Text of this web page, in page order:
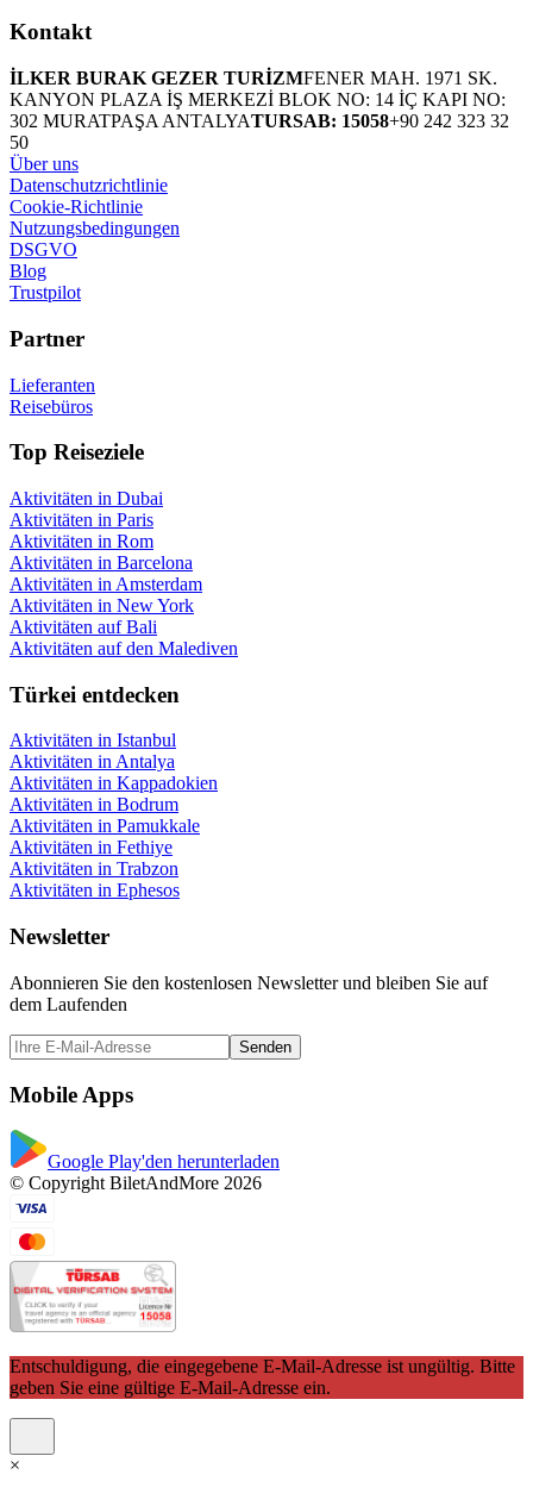
Kontakt
İLKER BURAK GEZER TURİZMFENER MAH. 1971 SK.
KANYON PLAZA İŞ MERKEZİ BLOK NO: 14 İÇ KAPI NO:
302 MURATPAŞA ANTALYATURSAB: 15058+90 242 323 32
50
Über uns
Datenschutzrichtlinie
Cookie-Richtlinie
Nutzungsbedingungen
DSGVO
Blog
Trustpilot
Partner
Lieferanten
Reisebüros
Top Reiseziele
Aktivitäten in Dubai
Aktivitäten in Paris
Aktivitäten in Rom
Aktivitäten in Barcelona
Aktivitäten in Amsterdam
Aktivitäten in New York
Aktivitäten auf Bali
Aktivitäten auf den Malediven
Türkei entdecken
Aktivitäten in Istanbul
Aktivitäten in Antalya
Aktivitäten in Kappadokien
Aktivitäten in Bodrum
Aktivitäten in Pamukkale
Aktivitäten in Fethiye
Aktivitäten in Trabzon
Aktivitäten in Ephesos
Newsletter
Abonnieren Sie den kostenlosen Newsletter und bleiben Sie auf
dem Laufenden
Senden
Mobile Apps
Google Play'den herunterladen
© Copyright BiletAndMore 2026
Entschuldigung, die eingegebene E-Mail-Adresse ist ungültig. Bitte
geben Sie eine gültige E-Mail-Adresse ein.
×